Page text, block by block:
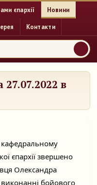
єпархії Новини
Контакти
27.07.2022 в
єпархії звершено
Олександра
бойового